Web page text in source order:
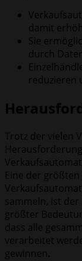
damit
Sie
durch
reduzieren
Trotz der vielen
Eine der
sammeln, ist
größter
dass alle
verarbeitet
gewinnen.